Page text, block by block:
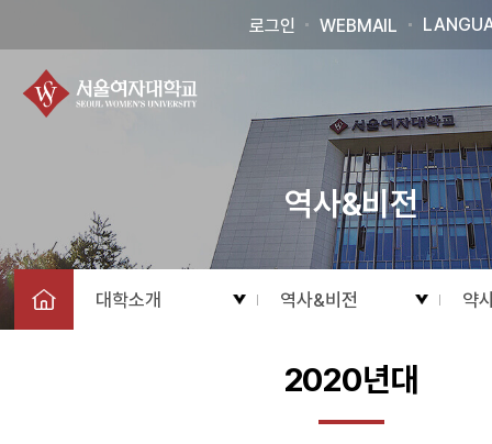
역사&비전
로그인 WEBMAIL
대학소개 역사&비전 약
2020년대